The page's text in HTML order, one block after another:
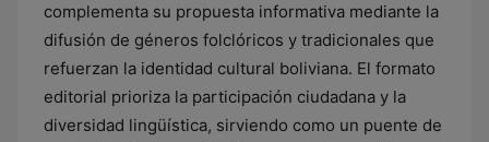
complementa su propuesta informativa mediante la
difusión de géneros folclóricos y tradicionales que
refuerzan la identidad cultural boliviana. El formato
editorial prioriza la participación ciudadana y la
diversidad lingüística, sirviendo como un puente de